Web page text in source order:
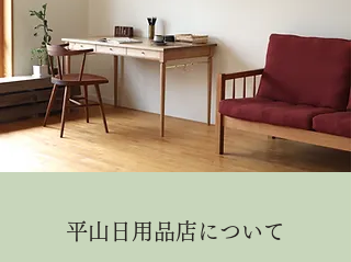
平山日用品店について